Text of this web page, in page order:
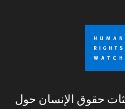
حقوق الإنسان حول